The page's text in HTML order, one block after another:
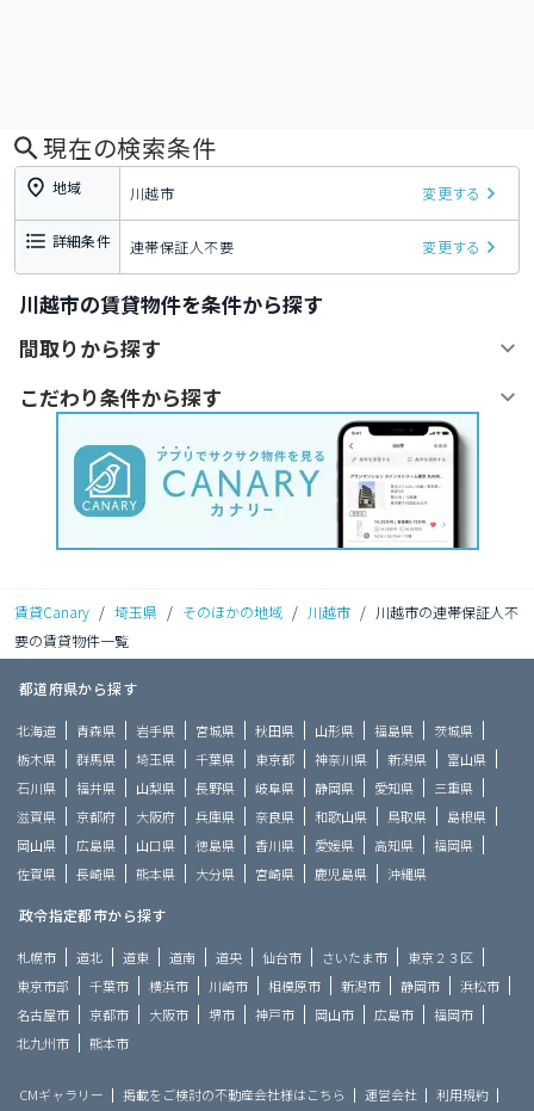
現在の検索条件
地域 川越市 変更する
詳細条件 連帯保証人不要 変更する
川越市の賃貸物件を条件から探す
間取りから探す
こだわり条件から探す
賃貸Canary / 埼玉県 / そのほかの地域 / 川越市 / 川越市の連帯保証人不
要の賃貸物件一覧
都道府県から探す
北海道 青森県 岩手県 宮城県 秋田県 山形県 福島県
茨城県
栃木県
群馬県 埼玉県 千葉県 東京都 神奈川県 新潟県
富山県
石川県
福井県 山梨県 長野県 岐阜県 静岡県 愛知県
三重県
滋賀県
京都府 大阪府 兵庫県 奈良県 和歌山県 鳥取県
島根県
岡山県
広島県 山口県 徳島県 香川県 愛媛県 高知県
福岡県
佐賀県
長崎県 熊本県 大分県 宮崎県 鹿児島県 沖縄県
政令指定都市から探す
札幌市 道北 道東 道南 道央 仙台市 さいたま市
東京２３区
東京市部
千葉市 横浜市 川崎市 相模原市 新潟市 静岡市
浜松市
名古屋市
京都市 大阪市 堺市 神戸市 岡山市 広島市
福岡市
北九州市
熊本市
CMギャラリー 掲載をご検討の不動産会社様はこちら 運営会社
利用規約